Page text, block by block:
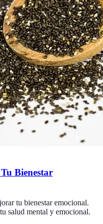
Bienestar
tu bienestar emocional.
salud mental y emocional.